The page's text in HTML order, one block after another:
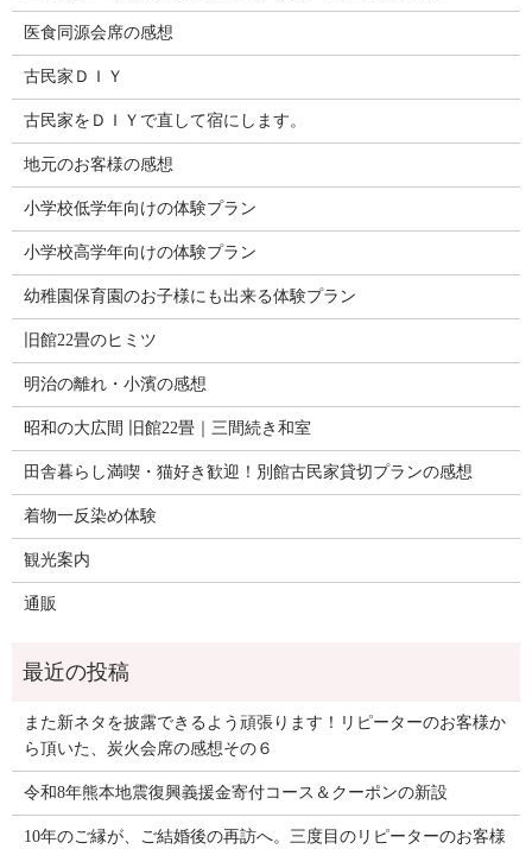
医食同源会席の感想
古民家ＤＩＹ
古民家をＤＩＹで直して宿にします。
地元のお客様の感想
小学校低学年向けの体験プラン
小学校高学年向けの体験プラン
幼稚園保育園のお子様にも出来る体験プラン
旧館22畳のヒミツ
明治の離れ・小濱の感想
昭和の大広間 旧館22畳｜三間続き和室
田舎暮らし満喫・猫好き歓迎！別館古民家貸切プランの感想
着物一反染め体験
観光案内
通販
また新ネタを披露できるよう頑張ります！リピーターのお客様か
ら頂いた、炭火会席の感想その６
令和8年熊本地震復興義援金寄付コース＆クーポンの新設
10年のご縁が、ご結婚後の再訪へ。三度目のリピーターのお客様